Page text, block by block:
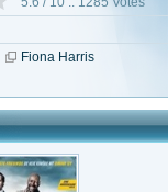
Fiona Harris